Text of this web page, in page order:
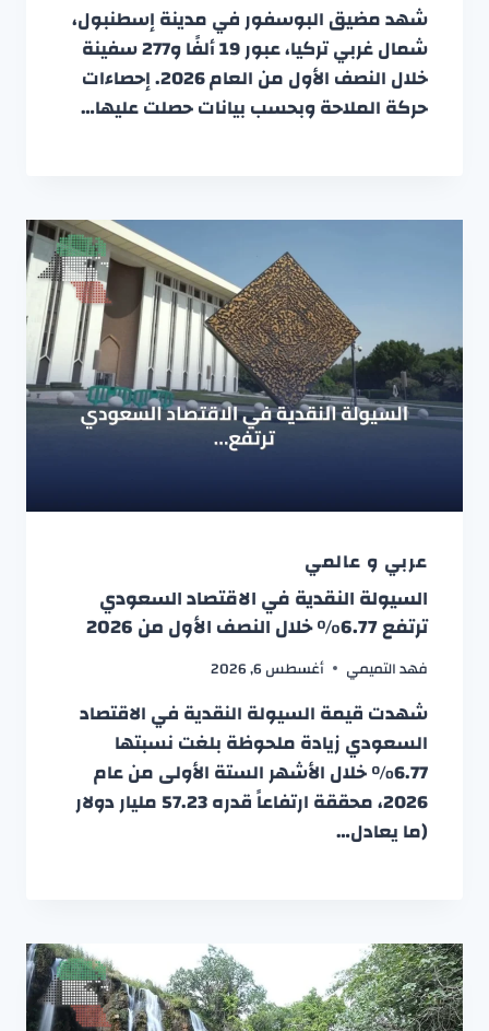
شهد مضيق البوسفور في مدينة إسطنبول،
شمال غربي تركيا، عبور 19 ألفًا و277 سفينة
خلال النصف الأول من العام 2026. إحصاءات
حركة الملاحة وبحسب بيانات حصلت عليها…
عربي و عالمي
السيولة النقدية في الاقتصاد السعودي
ترتفع 6.77% خلال النصف الأول من 2026
فهد التميمي أغسطس 6, 2026
شهدت قيمة السيولة النقدية في الاقتصاد
السعودي زيادة ملحوظة بلغت نسبتها
6.77% خلال الأشهر الستة الأولى من عام
2026، محققة ارتفاعاً قدره 57.23 مليار دولار
(ما يعادل…